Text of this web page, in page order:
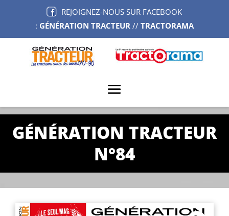
REJOIGNEZ-NOUS SUR FACEBOOK
: GÉNÉRATION TRACTEUR// TRACTORAMA
GÉNÉRATION TRACTEUR
N°84